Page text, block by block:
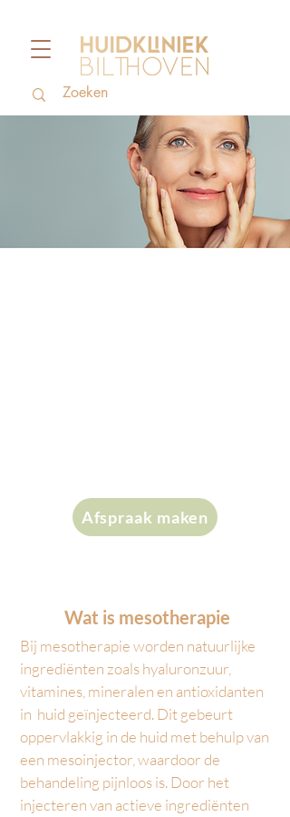
Afspraak maken
Wat is mesotherapie
Bij mesotherapie worden natuurlijke
ingrediënten zoals hyaluronzuur,
vitamines, mineralen en antioxidanten
in huid geïnjecteerd. Dit gebeurt
oppervlakkig in de huid met behulp van
een mesoinjector, waardoor de
behandeling pijnloos is. Door het
injecteren van actieve ingrediënten